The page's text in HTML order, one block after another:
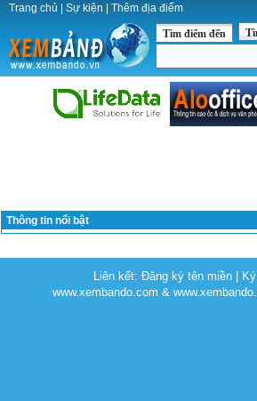
Trang chủ Sự kiện Thêm địa điểm
Tìm điểm đến
Thông tin nổi bật
Liên kết:Đăng ký tên miền
www.xembando.com &